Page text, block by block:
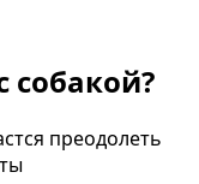
собакой?
преодолеть